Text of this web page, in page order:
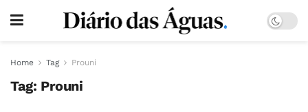
Home Tag Prouni
Tag: Prouni